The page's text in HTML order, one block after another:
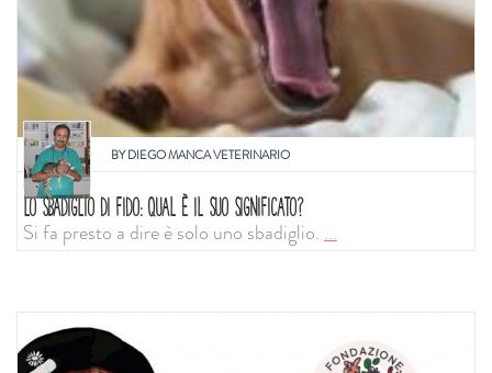
BYDIEGO MANCA VETERINARIO
LO SBADIGLIO DI FIDO: QUAL È IL SUO SIGNIFICATO?
Si fa presto a dire è solo uno sbadiglio....